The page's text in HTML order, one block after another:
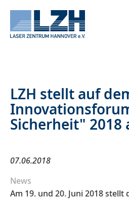
zum
Inhalt
LZH stellt auf
Sicherheit" 2018
07.06.2018
News
Am 19. und 20. Juni 2018 stellt